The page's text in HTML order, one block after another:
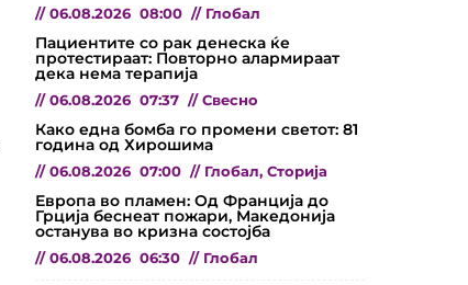
// 06.08.2026 08:00 // Глобал
Пациентите со рак денеска ќе
протестираат: Повторно алармираат
дека нема терапија
// 06.08.2026 07:37 // Свесно
Како една бомба го промени светот: 81
година од Хирошима
// 06.08.2026 07:00 // Глобал, Сторија
Европа во пламен: Од Франција до
Грција беснеат пожари, Македонија
останува во кризна состојба
// 06.08.2026 06:30 // Глобал